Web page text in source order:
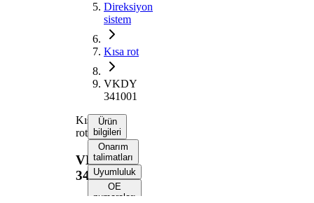
Direksiyon
sistem
Kısa rot
VKDY
341001
Kısa
rot
VKDY
341001
Ürün
bilgileri
Onarım
talimatları
Uyumluluk
OE
numaraları